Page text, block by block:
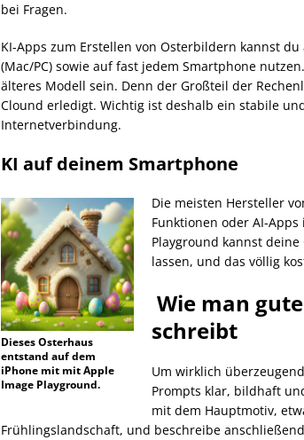
bei Fragen.
KI-Apps zum Erstellen von Osterbildern kannst
(Mac/PC) sowie auf fast jedem Smartphone
älteres Modell sein. Denn der Großteil der
Clound erledigt. Wichtig ist deshalb ein stabile
Internetverbindung.
KI auf deinem Smartphone
Dieses Osterhaus
entstand auf dem
iPhone mit mit Apple
Image Playground.
Die meisten Hersteller
Funktionen oder AI-
Playground kannst
lassen, und das völlig
Wie man
schreibt
Um wirklich
Prompts klar, bildhaft
mit dem Hauptmotiv,
Frühlingslandschaft, und beschreibe